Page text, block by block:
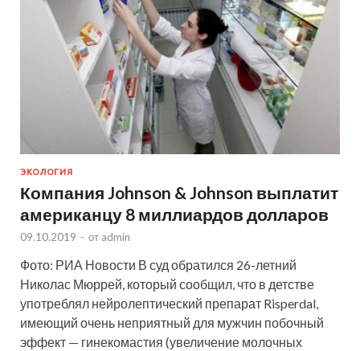
ЭКОЛОГИЯ
Компания Johnson & Johnson выплатит
американцу 8 миллиардов долларов
09.10.2019 - от admin
Фото: РИА Новости В суд обратился 26-летний
Николас Мюррей, который сообщил, что в детстве
употреблял нейролептический препарат Risperdal,
имеющий очень неприятный для мужчин побочный
эффект — гинекомастия (увеличение молочных